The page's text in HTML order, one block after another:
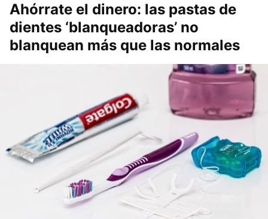
Ahórrate el dinero: las pastas de
dientes ‘blanqueadoras’ no
blanquean más que las normales